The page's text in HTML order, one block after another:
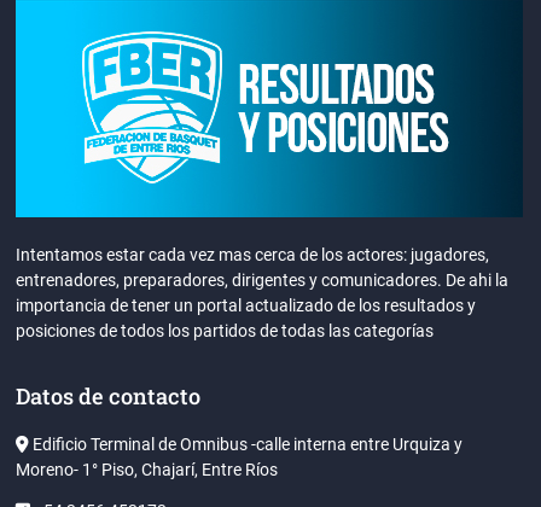
Intentamos estar cada vez mas cerca de los actores: jugadores,
entrenadores, preparadores, dirigentes y comunicadores. De ahi la
importancia de tener un portal actualizado de los resultados y
posiciones de todos los partidos de todas las categorías
Datos de contacto
Edificio Terminal de Omnibus -calle interna entre Urquiza y
Moreno- 1° Piso, Chajarí, Entre Ríos